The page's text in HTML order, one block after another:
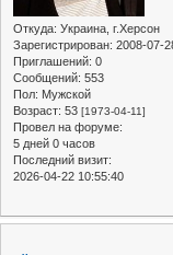
Откуда: Украина, г.Херсон
Зарегистрирован: 2008-07-
Приглашений: 0
Сообщений: 553
Пол: Мужской
Возраст: 53 [1973-04-11]
Провел на форуме:
5 дней 0 часов
Последний визит:
2026-04-22 10:55:40